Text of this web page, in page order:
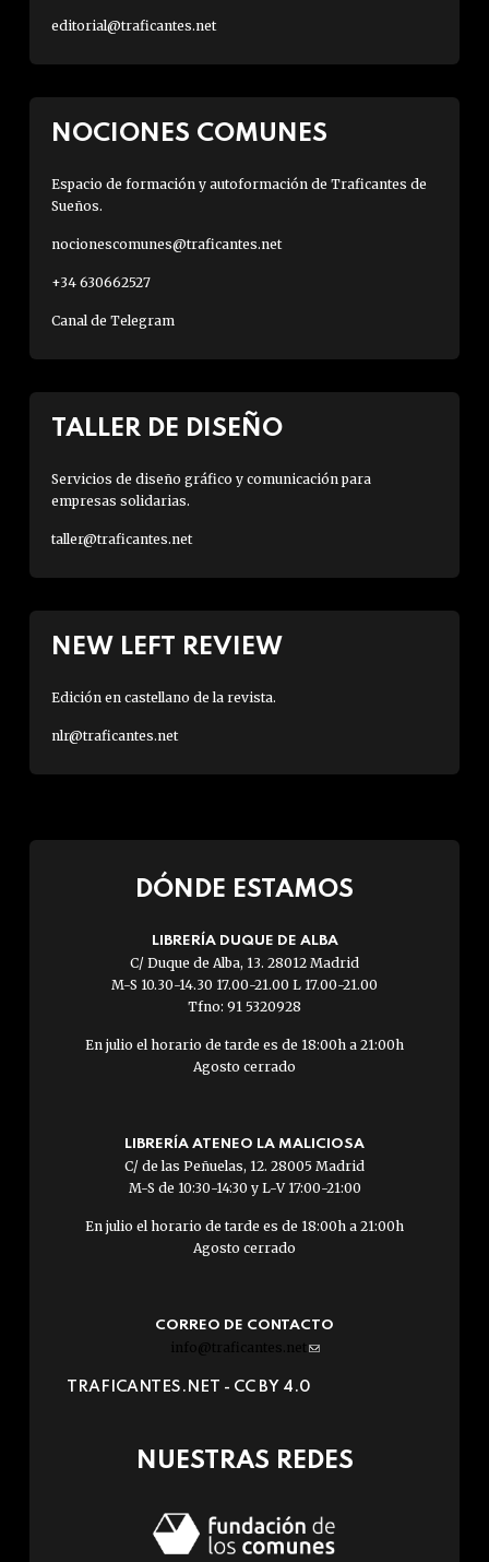
editorial@traficantes.net
NOCIONES COMUNES
Espacio de formación y autoformación de Traficantes de
Sueños.
nocionescomunes@traficantes.net
+34 630662527
Canal de Telegram
TALLER DE DISEÑO
Servicios de diseño gráfico y comunicación para
empresas solidarias.
taller@traficantes.net
NEW LEFT REVIEW
Edición en castellano de la revista.
nlr@traficantes.net
DÓNDE ESTAMOS
LIBRERÍA DUQUE DE ALBA
C/ Duque de Alba, 13. 28012 Madrid
M-S 10.30-14.30 17.00-21.00 L 17.00-21.00
Tfno: 91 5320928
En julio el horario de tarde es de 18:00h a 21:00h
Agosto cerrado
LIBRERÍA ATENEO LA MALICIOSA
C/ de las Peñuelas, 12. 28005 Madrid
M-S de 10:30-14:30 y L-V 17:00-21:00
En julio el horario de tarde es de 18:00h a 21:00h
Agosto cerrado
CORREO DE CONTACTO
info@traficantes.net (link
e-
TRAFICANTES.NET - CC BY 4.0
NUESTRAS REDES